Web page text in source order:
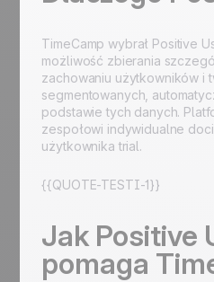
TimeCamp wybrał Positive
możliwość zbierania
zachowaniu użytkowników i
segmentowanych,
podstawie tych danych.
zespołowi indywidualne
użytkownika trial.
{{QUOTE-TESTI-1}}
Jak Positive
pomaga